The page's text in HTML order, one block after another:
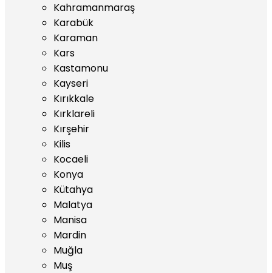
Kahramanmaraş
Karabük
Karaman
Kars
Kastamonu
Kayseri
Kırıkkale
Kırklareli
Kırşehir
Kilis
Kocaeli
Konya
Kütahya
Malatya
Manisa
Mardin
Muğla
Muş